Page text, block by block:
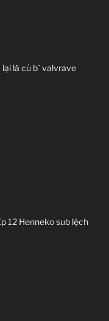
là củ b` valvrave
12 Henneko sub lệch